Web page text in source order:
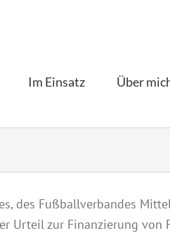
Im Einsatz Über
des Fußballverbandes
Urteil zur Finanzierung